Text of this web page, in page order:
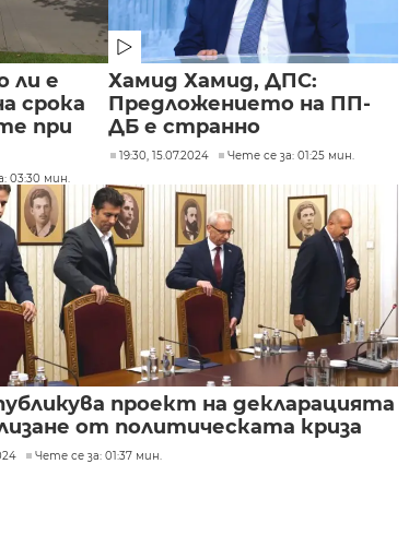
ли е
срока
при
03:30 мин.
Хамид Хамид, ДПС:
Предложението на ПП-
ДБ е странно
19:30, 15.07.2024 Чете се за: 01:25 мин.
проект на декларацията
от политическата криза
Чете се за: 01:37 мин.